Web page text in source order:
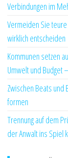
Verbindungen im
Vermeiden Sie
wirklich entscheiden
Kommunen setzen
Umwelt und Budget
Zwischen Beats und
formen
Trennung auf dem
der Anwalt ins Spiel